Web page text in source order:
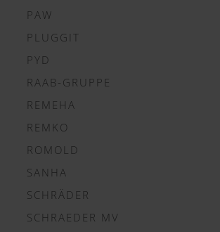
PAW
PLUGGIT
PYD
RAAB-GRUPPE
REMEHA
REMKO
ROMOLD
SANHA
SCHRÄDER
SCHRAEDER MV